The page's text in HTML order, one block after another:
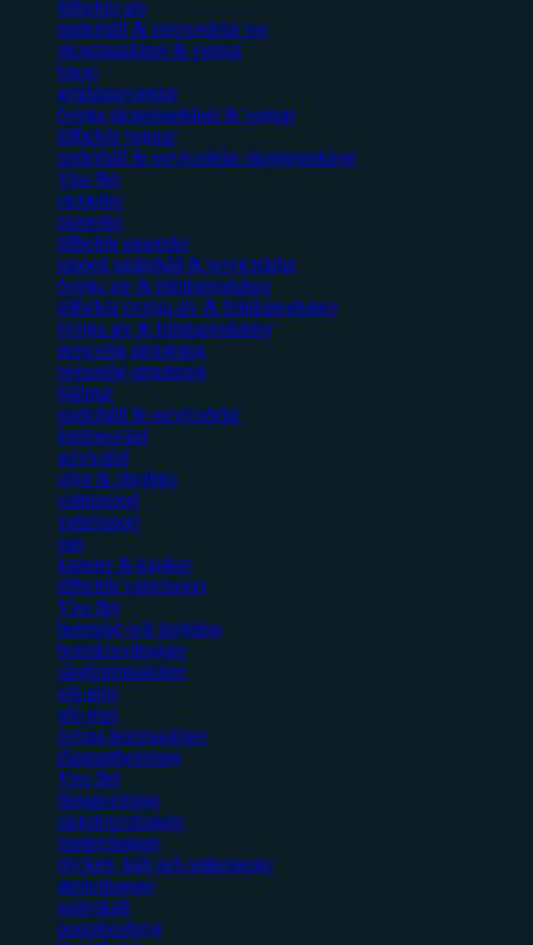
tillbehör utv
underhåll & servicedelar ssv
skogsmaskiner & vagnar
bison
griplastarvagnar
övriga skogsmaskiner & vagnar
tillbehör vagnar
underhåll & servicedelar skogsmaskiner
Visa fler
mopeder
mopeder
tillbehör mopeder
moped underhåll & servicedelar
övriga atv & fritidsprodukter
tillbehör övriga atv & fritidsprodukter
övriga atv & fritidsprodukter
personlig utrustning
personlig utrustning
hjälmar
underhåll & servicedelar
fordonsvård
servicekit
oljor & oljefilter
vattensport
vattensport
sup
kanoter & kajaker
tillbehör vattensport
Visa fler
borrning och mejsling
borrskruvdragare
slagborrmaskiner
sds-plus
sds-max
övriga borrmaskiner
diamantborrning
Visa fler
fästanordning
slagskruvdragare
mutterdragare
dyckert, häft och spikpistoler
skruvdragare
spärrskaft
popnitverktyg